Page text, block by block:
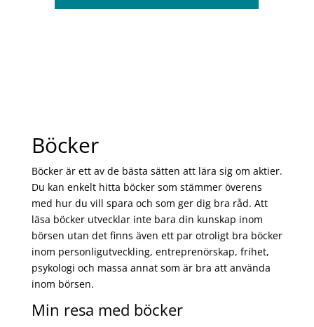
Böcker
Böcker är ett av de bästa sätten att lära sig om aktier.
Du kan enkelt hitta böcker som stämmer överens
med hur du vill spara och som ger dig bra råd. Att
läsa böcker utvecklar inte bara din kunskap inom
börsen utan det finns även ett par otroligt bra böcker
inom personligutveckling, entreprenörskap, frihet,
psykologi och massa annat som är bra att använda
inom börsen.
Min resa med böcker